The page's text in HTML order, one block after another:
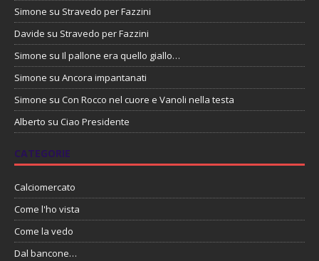
Simone su Stravedo per Fazzini
Davide su Stravedo per Fazzini
Simone su Il pallone era quello giallo…
Simone su Ancora impantanati
Simone su Con Rocco nel cuore e Vanoli nella testa
Alberto su Ciao Presidente
CATEGORIE
Calciomercato
Come l'ho vista
Come la vedo
Dal bancone…